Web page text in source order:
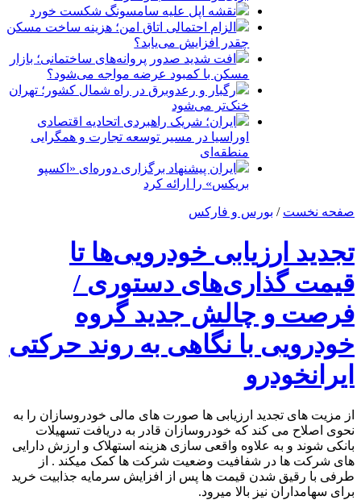
نقشه اپل علیه سامسونگ شکست خورد
الزام احتمالی اتاق امن؛ هزینه ساخت مسکن
چقدر افزایش می‌یابد؟
افت شدید صدور پروانه‌های ساختمانی؛ بازار
مسکن با کمبود عرضه مواجه می‌شود؟
رگبار و رعدوبرق در راه شمال کشور؛ تهران
خنک‌تر می‌شود
ایران؛ شریک راهبردی اتحادیه اقتصادی
اوراسیا در مسیر توسعه تجارت و همگرایی
منطقه‌ای
ایران پیشنهاد برگزاری دوره‌ای «اکسپو
بریکس» را ارائه کرد
صفحه نخست / بورس و فارکس
تجدید ارزیابی خودرویی‌ها تا
قیمت گذاری‌های دستوری /
فرصت و چالش جدید گروه
خودرویی با نگاهی به روند حرکتی
ایرانخودرو
از مزیت های تجدید ارزیابی ها صورت های مالی خودروسازان را به
نحوی اصلاح می کند که خودروسازان قادر به دریافت تسهیلات
بانکی شوند و به علاوه واقعی سازی هزینه استهلاک و ارزش دارایی
های شرکت ها در شفافیت وضعیت شرکت ها کمک میکند . از
طرفی با رقیق شدن قیمت ها پس از افزایش سرمایه جذابیت خرید
برای سهامداران نیز بالا میرود.